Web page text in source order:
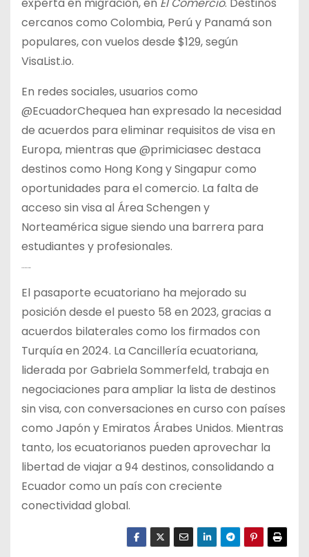
cercanos como Colombia, Perú y Panamá son
populares, con vuelos desde $129, según
VisaList.io.
En redes sociales, usuarios como
@EcuadorChequea han expresado la necesidad
de acuerdos para eliminar requisitos de visa en
Europa, mientras que @primiciasec destaca
destinos como Hong Kong y Singapur como
oportunidades para el comercio. La falta de
acceso sin visa al Área Schengen y
Norteamérica sigue siendo una barrera para
estudiantes y profesionales.
El pasaporte ecuatoriano ha mejorado su
posición desde el puesto 58 en 2023, gracias a
acuerdos bilaterales como los firmados con
Turquía en 2024. La Cancillería ecuatoriana,
liderada por Gabriela Sommerfeld, trabaja en
negociaciones para ampliar la lista de destinos
sin visa, con conversaciones en curso con países
como Japón y Emiratos Árabes Unidos. Mientras
tanto, los ecuatorianos pueden aprovechar la
libertad de viajar a 94 destinos, consolidando a
Ecuador como un país con creciente
conectividad global.